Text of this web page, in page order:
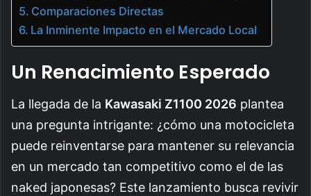
Comparaciones Directas
La Inminente Impacto en el Mercado Local
Un Renacimiento Esperado
La llegada de la Kawasaki Z1100 2026 plantea
una pregunta intrigante: ¿cómo una motocicleta
puede reinventarse para mantener su relevancia
en un mercado tan competitivo como el de las
naked japonesas? Este lanzamiento busca revivir